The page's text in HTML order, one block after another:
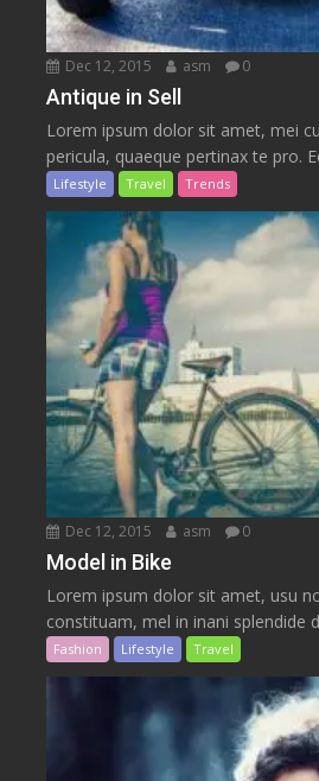
Dec 12, 2015 asm 0
Antique in Sell
Lorem ipsum dolor sit amet, mei
pericula, quaeque pertinax te pro.
Lifestyle Travel Trends
Dec 12, 2015 asm 0
Model in Bike
Lorem ipsum dolor sit amet, usu
constituam, mel in inani splendide
Fashion Lifestyle Travel